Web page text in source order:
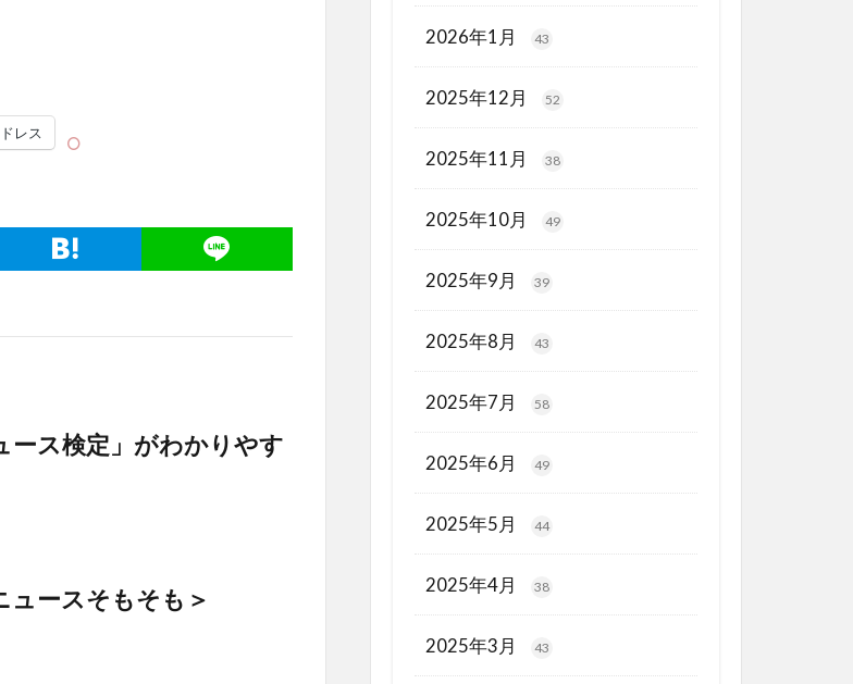
レス
ス検定」がわかりやす
ースそもそも＞
2026年1月 43
2025年12月 52
2025年11月 38
2025年10月 49
2025年9月 39
2025年8月 43
2025年7月 58
2025年6月 49
2025年5月 44
2025年4月 38
2025年3月 43